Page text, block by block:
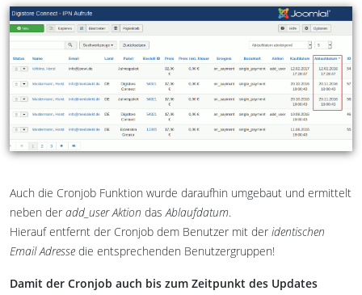
Auch die Cronjob Funktion wurde daraufhin umgebaut und ermittelt
neben der add_user Aktion dasAblaufdatum.
Hierauf entfernt der Cronjob dem Benutzer mit der identischen
Email Adresse die entsprechenden Benutzergruppen!
Damit der Cronjob auch bis zum Zeitpunkt des Updates